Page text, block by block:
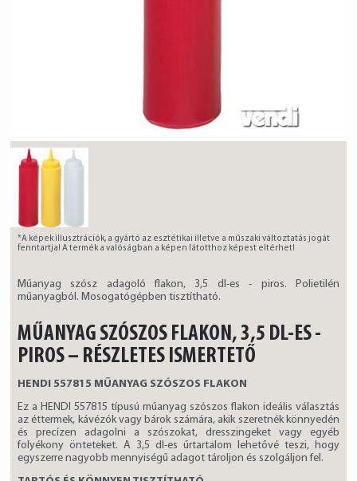
*A képek illusztrációk, a gyártó az esztétikai illetve a műszaki változtatás jogát
fenntartja! A termék a valóságban a képen látotthoz képest eltérhet!
Műanyag szósz adagoló flakon, 3,5 dl-es - piros. Polietilén
műanyagból. Mosogatógépben tisztítható.
MŰANYAG SZÓSZOS FLAKON, 3,5 DL-ES -
PIROS – RÉSZLETES ISMERTETŐ
HENDI 557815 MŰANYAG SZÓSZOS FLAKON
Ez a HENDI 557815 típusú műanyag szószos flakon ideális választás
az éttermek, kávézók vagy bárok számára, akik szeretnék könnyedén
és precízen adagolni a szószokat, dresszingeket vagy egyéb
folyékony önteteket. A 3,5 dl-es űrtartalom lehetővé teszi, hogy
egyszerre nagyobb mennyiségű adagot tároljon és szolgáljon fel.